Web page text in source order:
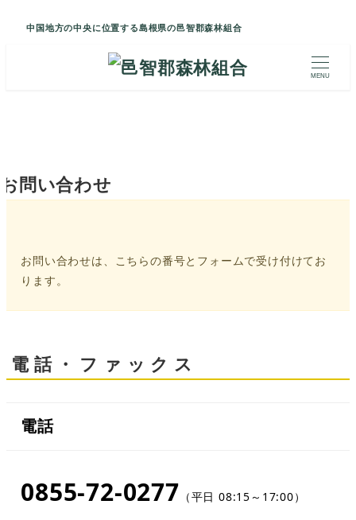
中国地方の中央に位置する島根県の邑智郡森林組合
MENU
お問い合わせ
お問い合わせは、こちらの番号とフォームで受け付けてお
ります。
電話・ファックス
電話
0855-72-0277 （平日 08:15～17:00）